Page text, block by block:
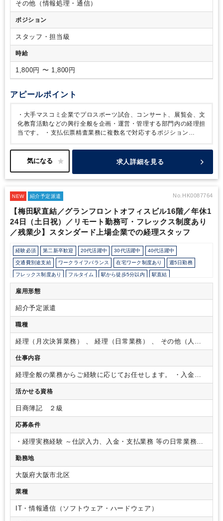
その他（情報処理・通信）
ポジション
スタッフ・担当級
時給
1,800円 〜 1,800円
アピールポイント
・大手マスコミ企業でプロスポーツ試合、コンサート、展覧会、文
化教育活動などの興行全般を企画・運営・管理する部門内の経理担
当です。
・支払伝票精査業務に複数名で対応するポジション
す。・勤務は「毎週5日」か「月初月末週５日・その他週4日」い
ずれでも構いません。
・定時は10:00～18：00です。若干の時短
が、駅直結で社食・社専用コンビニがあり大変便利な環境です。
方もご相談下さい）
求人詳細を見る
NEW 紹介予定派遣 No.HK0087764
【梅田駅直結／グランフロントオフィスビル16階／年休1
24日（土日祝）／リモート勤務可・フレックス制度あり
／残業少】スタンダード上場企業での経理スタッフ
経験必須 第二新卒歓迎 20代活躍中 30代活躍中 40代活躍中
交通費別途支給 ワークライフバランス 在宅ワーク制度あり 週5日勤務
フレックス制度あり フルタイム 駅から徒歩5分以内 駅直結
産休育休取得事例あり 社会保険制度あり 研修・資格取得支援
社内システム等のOJT
寮・社宅・家賃・住宅補助
土日祝休み 完全週休2日制 年間休日120日以上
雇用形態
紹介予定派遣
職種
経理（月次決算業務） 、 経理（日常業務） 、 その他（人
事・総務）
仕事内容
経理全般の業務からご経験に応じてお任せします。
・入金、
支払業務・伝票入力（SAP）・月次決算・年次決算・開示
資料関連業務
他、管理部の状況に応じて、総務・庶務業務を担当する場合が
あります。
活かせる資格
日商簿記 ２級
応募条件
・経理実務経験 ～仕訳入力、入金・支払業務 等の日常業務を2
年程度
勤務地
大阪府大阪市北区
業種
IT・情報通信（ソフトウェア・ハードウェア）